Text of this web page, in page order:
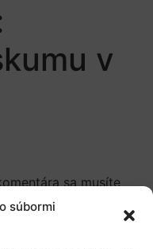
súbormi
v
sa musíte